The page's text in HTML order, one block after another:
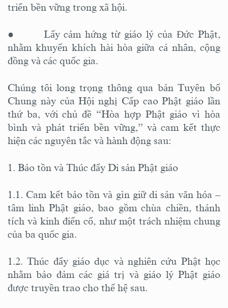
triển bền vững trong xã hội.
● Lấy cảm hứng từ giáo lý của Đức Phật,
nhằm khuyến khích hài hòa giữa cá nhân, cộng
đồng và các quốc gia.
Chúng tôi long trọng thông qua bản Tuyên bố
Chung này của Hội nghị Cấp cao Phật giáo lần
thứ ba, với chủ đề “Hòa hợp Phật giáo vì hòa
bình và phát triển bền vững,” và cam kết thực
hiện các nguyên tắc và hành động sau:
1. Bảo tồn và Thúc đẩy Di sản Phật giáo
1.1. Cam kết bảo tồn và gìn giữ di sản văn hóa –
tâm linh Phật giáo, bao gồm chùa chiền, thánh
tích và kinh điển cổ, như một trách nhiệm chung
của ba quốc gia.
1.2. Thúc đẩy giáo dục và nghiên cứu Phật học
nhằm bảo đảm các giá trị và giáo lý Phật giáo
được truyền trao cho thế hệ sau.